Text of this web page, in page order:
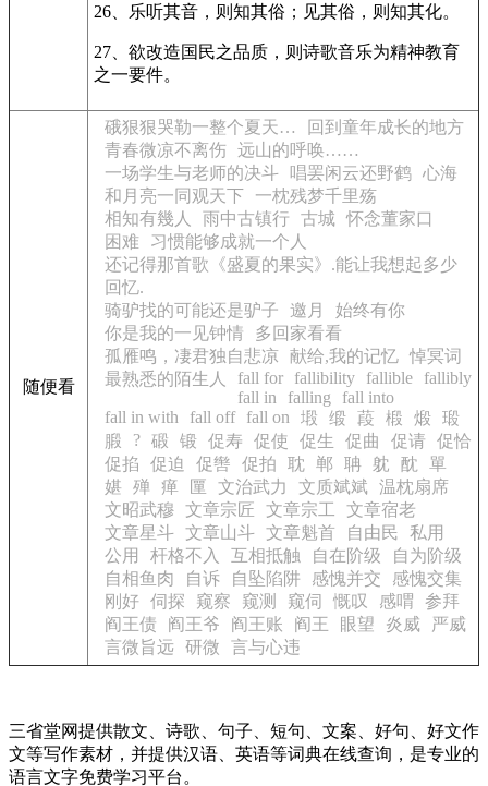
26、乐听其音，则知其俗；见其俗，则知其化。
27、欲改造国民之品质，则诗歌音乐为精神教育
之一要件。
随便看
硪狠狠哭勒一整个夏天…
回到童年成长的地方
青春微凉不离伤 远山的呼唤……
一场学生与老师的决斗
唱罢闲云还野鹤 心海
和月亮一同观天下
一枕残梦千里殇
相知有幾人
雨中古镇行 古城
怀念董家口
困难
习惯能够成就一个人
还记得那首歌《盛夏的果实》.能让我想起多少
回忆.
骑驴找的可能还是驴子
邀月
始终有你
你是我的一见钟情
多回家看看
孤雁鸣，凄君独自悲凉 献给,我的记忆 悼冥词
最熟悉的陌生人
fall for fallibility fallible
fallibly
fall in
falling
fall into
fall in with
fall off fall on 塅 缎 葮 椴 煅 瑖
腶
? 碫 锻 促寿 促使 促生 促曲 促请
促恰
促掐
促迫 促辔 促拍 耽 郸 聃 躭 酖
單
媅 殚 瘅 匰 文治武力 文质斌斌
温枕扇席
文昭武穆 文章宗匠 文章宗工
文章宿老
文章星斗 文章山斗 文章魁首 自由民
私用
公用
杆格不入 互相抵触 自在阶级
自为阶级
自相鱼肉
自诉 自坠陷阱 感愧并交
感愧交集
刚好 伺探 窥察 窥测 窥伺 慨叹 感喟
参拜
阎王债
阎王爷 阎王账 阎王 眼望 炎威
严威
言微旨远
研微 言与心违
三省堂网提供散文、诗歌、句子、短句、文案、好句、好文作
文等写作素材，并提供汉语、英语等词典在线查询，是专业的
语言文字免费学习平台。